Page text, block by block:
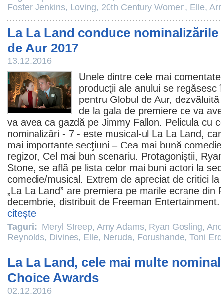
Foster Jenkins, Loving, 20th Century Women, Elle,
La La Land conduce
de Aur 2017
13.12.2016
Unele dintre cele mai
producţii ale anului se
pentru Globul de Aur,
de la gala de premiere ce va
va avea ca gazdă pe Jimmy Fallon. Pelicula cu
nominalizări - 7 - este musical-ul La La Land,
mai importante secţiuni – Cea mai bună comedie
regizor, Cel mai bun scenariu. Protagoniştii,
Stone, se află pe lista celor mai buni actori la
comedie/musical. Extrem de apreciat de critici
„La La Land” are premiera pe marile ecrane din
decembrie, distribuit de Freeman Entertainment.
citeşte
Taguri: Meryl Streep, Amy Adams, Ryan Gosling,
Reynolds, Divines, Elle, Neruda, Forushande, Toni
La La Land, cele mai multe
Choice Awards
02.12.2016